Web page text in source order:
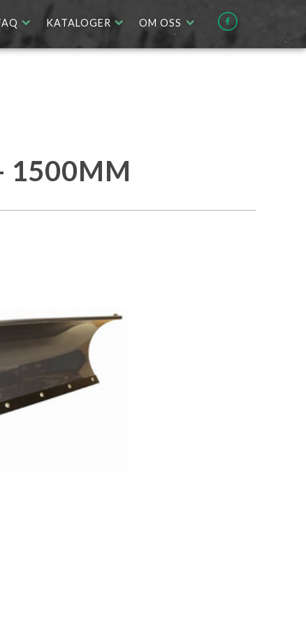
KATALOGER OM OSS
1500MM